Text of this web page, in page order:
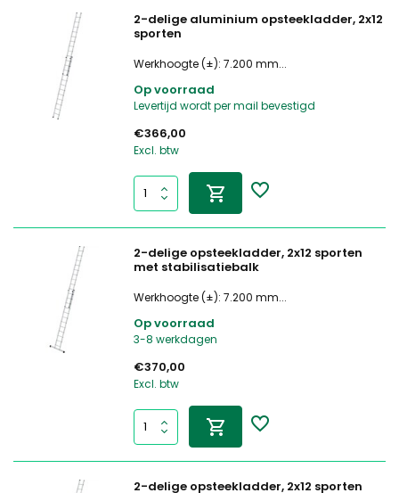
2-delige aluminium opsteekladder, 2x12
sporten
Werkhoogte (±): 7.200 mm...
Op voorraad
Levertijd wordt per mail bevestigd
€366,00
Excl. btw
2-delige opsteekladder, 2x12 sporten
met stabilisatiebalk
Werkhoogte (±): 7.200 mm...
Op voorraad
3-8 werkdagen
€370,00
Excl. btw
2-delige opsteekladder, 2x12 sporten